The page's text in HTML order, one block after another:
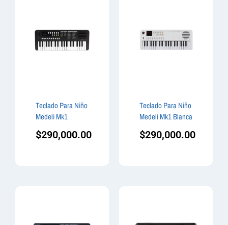
Teclado Para Niño
Medeli Mk1
$290,000.00
Teclado Para Niño
Medeli Mk1 Blanca
$290,000.00